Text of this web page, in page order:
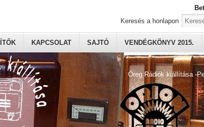
Öreg Rádiók kiállítása -
KAPCSOLAT SAJTÓ VENDÉGKÖNYV 2015.
Keresés a honlapon